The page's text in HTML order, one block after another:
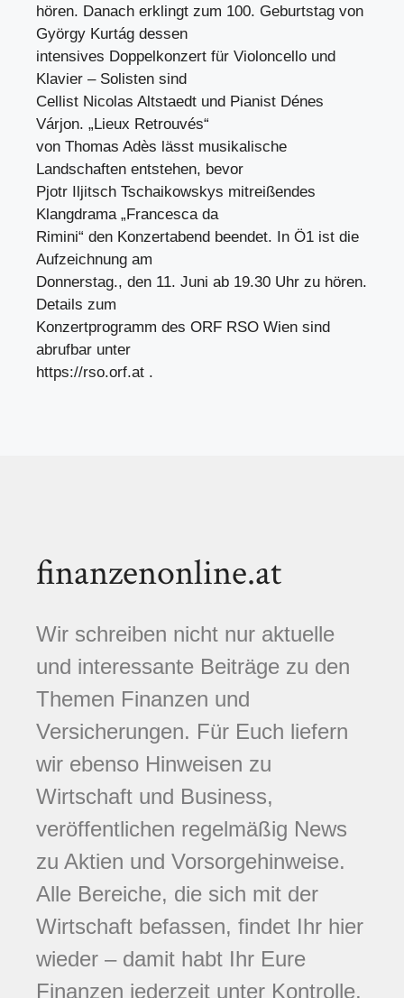
hören. Danach erklingt zum 100. Geburtstag von
György Kurtág dessen
intensives Doppelkonzert für Violoncello und
Klavier – Solisten sind
Cellist Nicolas Altstaedt und Pianist Dénes
Várjon. „Lieux Retrouvés“
von Thomas Adès lässt musikalische
Landschaften entstehen, bevor
Pjotr Iljitsch Tschaikowskys mitreißendes
Klangdrama „Francesca da
Rimini“ den Konzertabend beendet. In Ö1 ist die
Aufzeichnung am
Donnerstag., den 11. Juni ab 19.30 Uhr zu hören.
Details zum
Konzertprogramm des ORF RSO Wien sind
abrufbar unter
https://rso.orf.at .
finanzenonline.at
Wir schreiben nicht nur aktuelle
und interessante Beiträge zu den
Themen Finanzen und
Versicherungen. Für Euch liefern
wir ebenso Hinweisen zu
Wirtschaft und Business,
veröffentlichen regelmäßig News
zu Aktien und Vorsorgehinweise.
Alle Bereiche, die sich mit der
Wirtschaft befassen, findet Ihr hier
wieder – damit habt Ihr Eure
Finanzen jederzeit unter Kontrolle.